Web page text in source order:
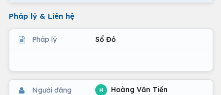
Pháp lý & Liên hệ
Pháp lý Sổ Đỏ
Người đăng H Hoàng Văn Tiến